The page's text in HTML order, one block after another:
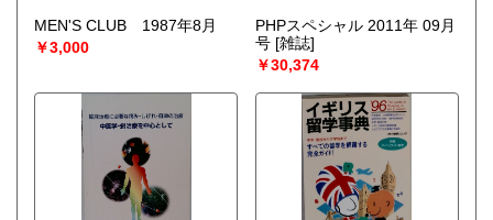
MEN'S CLUB 1987年8月
￥3,000
PHPスペシャル 2011年 09月
号 [雑誌]
￥30,374